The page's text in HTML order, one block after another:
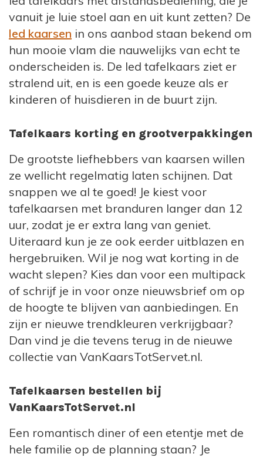
vanuit je luie stoel aan en uit kunt zetten? De
led kaarsen in ons aanbod staan bekend om
hun mooie vlam die nauwelijks van echt te
onderscheiden is. De led tafelkaars ziet er
stralend uit, en is een goede keuze als er
kinderen of huisdieren in de buurt zijn.
Tafelkaars korting en grootverpakkingen
De grootste liefhebbers van kaarsen willen
ze wellicht regelmatig laten schijnen. Dat
snappen we al te goed! Je kiest voor
tafelkaarsen met branduren langer dan 12
uur, zodat je er extra lang van geniet.
Uiteraard kun je ze ook eerder uitblazen en
hergebruiken. Wil je nog wat korting in de
wacht slepen? Kies dan voor een multipack
of schrijf je in voor onze nieuwsbrief om op
de hoogte te blijven van aanbiedingen. En
zijn er nieuwe trendkleuren verkrijgbaar?
Dan vind je die tevens terug in de nieuwe
collectie van VanKaarsTotServet.nl.
Tafelkaarsen bestellen bij
VanKaarsTotServet.nl
Een romantisch diner of een etentje met de
hele familie op de planning staan? Je